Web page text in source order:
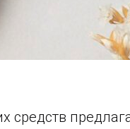
средств